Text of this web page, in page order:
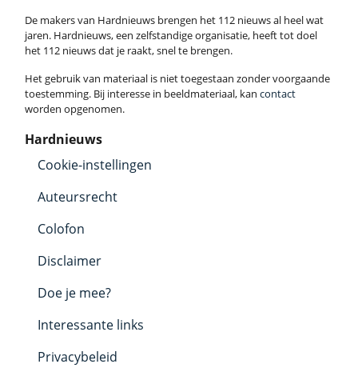
De makers van Hardnieuws brengen het 112 nieuws al heel wat
jaren. Hardnieuws, een zelfstandige organisatie, heeft tot doel
het 112 nieuws dat je raakt, snel te brengen.
Het gebruik van materiaal is niet toegestaan zonder voorgaande
toestemming. Bij interesse in beeldmateriaal, kan contact
worden opgenomen.
Hardnieuws
Cookie-instellingen
Auteursrecht
Colofon
Disclaimer
Doe je mee?
Interessante links
Privacybeleid